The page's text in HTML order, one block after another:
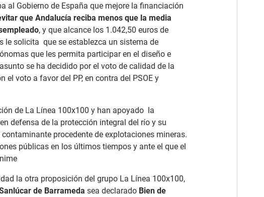
al Gobierno de España que mejore la financiación
que Andalucía reciba menos que la media
, y que alcance los 1.042,50 euros de
le solicita que se establezca un sistema de
que les permita participar en el diseño e
se ha decidido por el voto de calidad de la
el voto a favor del PP, en contra del PSOE y
de La Línea 100x100 y han apoyado la
en defensa de la protección integral del río y su
procedente de explotaciones mineras.
públicas en los últimos tiempos y ante el que el
la otra proposición del grupo La Línea 100x100,
de Barrameda sea declarado Bien de